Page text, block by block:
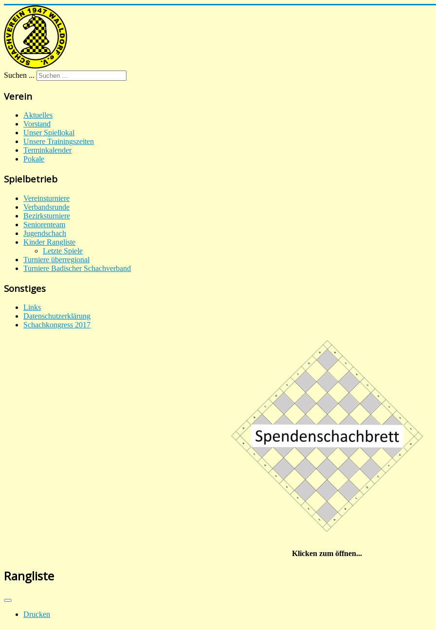
Suchen ...
Verein
Aktuelles
Vorstand
Unser Spiellokal
Unsere Trainingszeiten
Terminkalender
Pokale
Spielbetrieb
Vereinsturniere
Verbandsrunde
Bezirksturniere
Seniorenteam
Jugendschach
Kinder Rangliste
Letzte Spiele
Turniere überregional
Turniere Badischer Schachverband
Sonstiges
Links
Datenschutzerklärung
Schachkongress 2017
Klicken zum öffnen...
Rangliste
Drucken